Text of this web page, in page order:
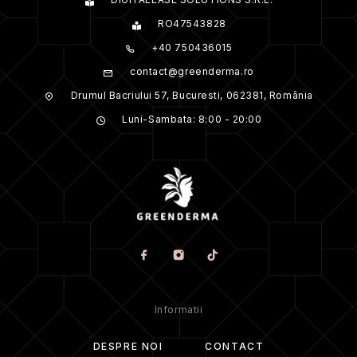
ADAUGĂ O RECENZIE
Trebuie să fiiautentificatpentru a publica o recenzie.
RO47543828
+40 750436015
contact@greenderma.ro
Drumul Bacriului 57, Bucuresti, 062381, România
Luni-Sambata: 8:00 - 20:00
Informatii
DESPRE NOI CONTACT